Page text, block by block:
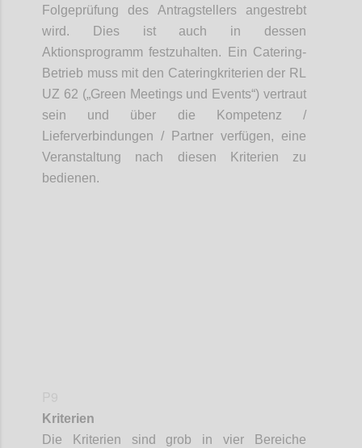
Folgeprüfung des Antragstellers angestrebt
wird. Dies ist auch in dessen
Aktionsprogramm festzuhalten. Ein Catering-
Betrieb muss mit den Cateringkriterien der RL
UZ 62 („Green Meetings und Events“) vertraut
sein und über die Kompetenz /
Lieferverbindungen / Partner verfügen, eine
Veranstaltung nach diesen Kriterien zu
bedienen.
Kriterien
Die Kriterien sind grob invier Bereiche